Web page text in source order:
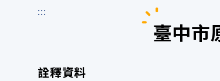
:::
臺中市
詮釋資料